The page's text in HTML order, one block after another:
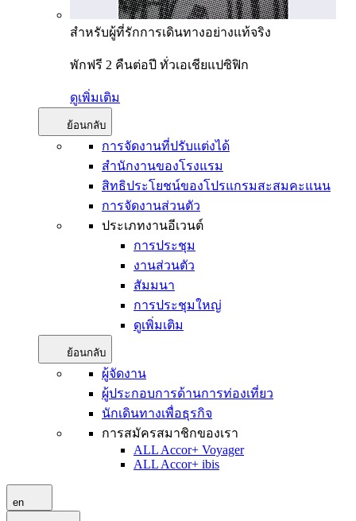
สำหรับผู้ที่รักการเดินทางอย่างแท้จริง
พักฟรี 2 คืนต่อปี ทั่วเอเชียแปซิฟิก
ดูเพิ่มเติม
ย้อนกลับ
การจัดงานที่ปรับแต่งได้
สำนักงานของโรงแรม
สิทธิประโยชน์ของโปรแกรมสะสมคะแนน
การจัดงานส่วนตัว
ประเภทงานอีเวนต์
การประชุม
งานส่วนตัว
สัมมนา
การประชุมใหญ่
ดูเพิ่มเติม
ย้อนกลับ
ผู้จัดงาน
ผู้ประกอบการด้านการท่องเที่ยว
นักเดินทางเพื่อธุรกิจ
การสมัครสมาชิกของเรา
ALL Accor+ Voyager
ALL Accor+ ibis
en